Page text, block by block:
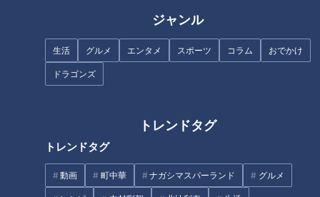
ジャンル
生活 グルメ エンタメ スポーツ コラム おでかけ
ドラゴンズ
トレンドタグ
トレンドタグ
動画 町中華 ナガシマスパーランド グルメ
長時間煮込まなくてもレンジ一
つで簡単に作れる「焼豚」！？
カルディ店員が選ぶベスト３を
ったレシピ「やみつきコーンな
チンゲン菜」
和・洋・中の70種類が食べ放